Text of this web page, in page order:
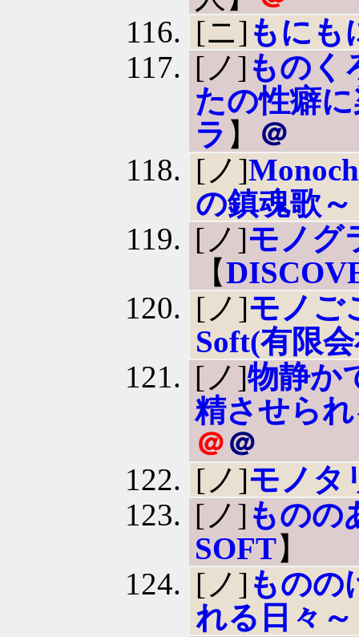
[ニ] もにも
[ノ] もの
たの性癖
ラ 】
＠
[ノ]
の鎮魂歌～
[ノ]モノグ
【
[ノ]モノご
Soft(有限
[ノ]物静か
精させら
＠＠
[ノ]モノタ
[ノ] ものの
SOFT】
[ノ] ものの
れる日々～